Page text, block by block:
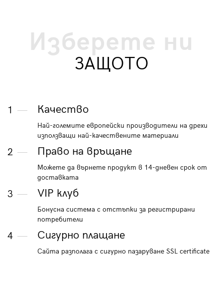
Изберете ни
ЗАЩОТО
1 Качество
Най-големите европейски производители на дрехи
използващи най-качествените материали
2 Право на връщане
Можете да върнете продукт в 14-дневен срок от
доставката
3 VIP клуб
Бонусна система с отстъпки за регистрирани
потребители
4 Сигурно плащане
Сайта разполага с сигурно пазаруване SSL certificate